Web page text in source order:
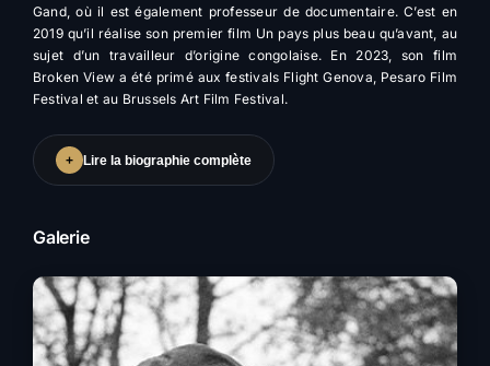
Gand, où il est également professeur de documentaire. C’est en
2019 qu’il réalise son premier film Un pays plus beau qu’avant, au
sujet d’un travailleur d’origine congolaise. En 2023, son film
Broken View a été primé aux festivals Flight Genova, Pesaro Film
Festival et au Brussels Art Film Festival.
+ Lire la biographie complète
Galerie